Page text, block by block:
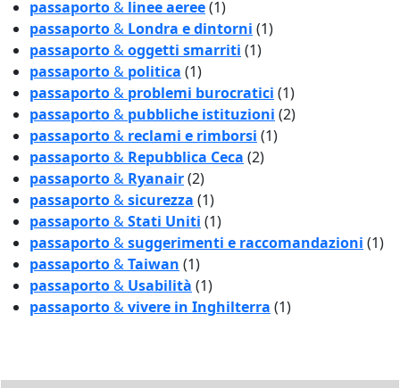
passaporto& linee aeree(1)
passaporto& Londra e dintorni (1)
passaporto&oggetti smarriti (1)
passaporto& politica (1)
passaporto& problemi burocratici (1)
passaporto& pubbliche istituzioni (2)
passaporto& reclami e rimborsi (1)
passaporto& Repubblica Ceca (2)
passaporto& Ryanair(2)
passaporto&sicurezza (1)
passaporto&Stati Uniti (1)
passaporto&suggerimenti e raccomandazioni (1)
passaporto&Taiwan (1)
passaporto& Usabilità (1)
passaporto&vivere in Inghilterra (1)